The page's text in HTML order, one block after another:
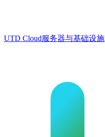
UTD Cloud服务器与基础设施